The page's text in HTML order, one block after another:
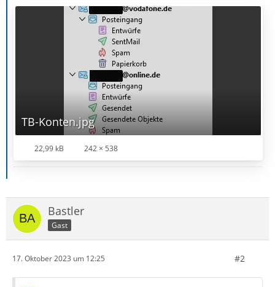
TB-Konten.jpg
22,99 kB 242 × 538
Bastler
Gast
17. Oktober 2023 um 12:25 #2